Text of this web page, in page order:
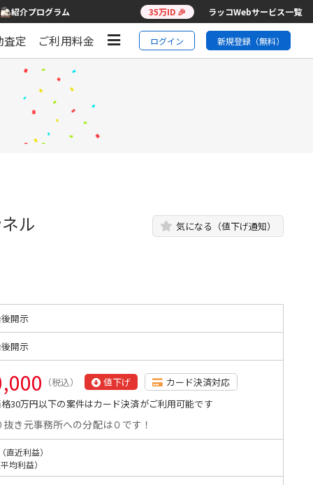
紹介プログラム 35万ID 🎉 ラッコWebサービス一覧
査定 ご利用料金 ログイン 新規登録（無料）
ル 気になる（値下げ通知）
開示
開示
（税込） 値下げ
カード決済対応
30万円以下の案件はカード決済がご利用可能です
抜き元事務所への分配は０です！
（直近利益）
平均利益）